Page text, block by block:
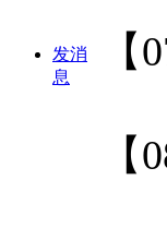
发消
息